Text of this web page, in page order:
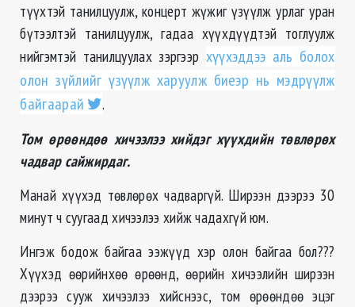
түүхтэй танилцуулж, концерт жүжиг үзүүлж урлаг уран
бүтээлтэй танилцуулж, гадаа хүүхдүүдтэй тоглуулж
нийгэмтэй танилцуулах зэргээр хүүхэддээ аль болох
олон зүйлийг үзүүлж харуулж биеэр нь мэдрүүлж
байгаарай
.
Том өрөөндөө хичээлээ хийдэг хүүхдийн төвлөрөх
чадвар сайжирдаг.
Манай хүүхэд төвлөрөх чадваргүй. Ширээн дээрээ 30
минут ч суугаад хичээлээ хийж чадахгүй юм.
Ингэж бодож байгаа ээжүүд хэр олон байгаа бол???
Хүүхэд өөрийнхөө өрөөнд, өөрийн хичээлийн ширээн
дээрээ сууж хичээлээ хийснээс, том өрөөндөө эцэг